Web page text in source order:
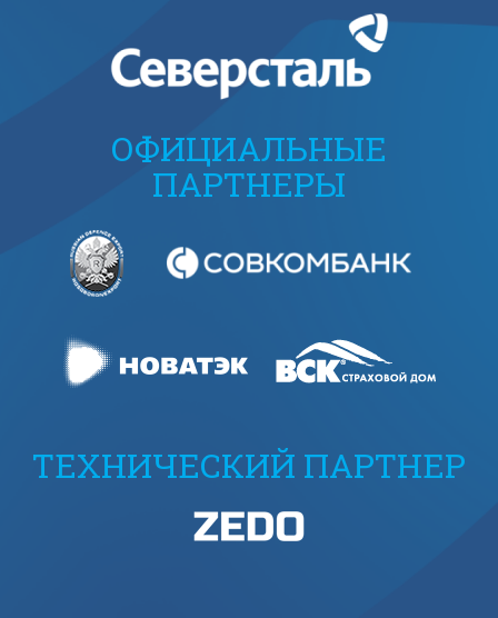
ОФИЦИАЛЬНЫЕ
ПАРТНЕРЫ
ТЕХНИЧЕСКИЙ ПАРТНЕР